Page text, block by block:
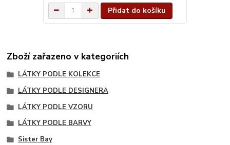
Přidat do košíku
Zboží zařazeno v kategoriích
LÁTKY PODLE KOLEKCE
LÁTKY PODLE DESIGNERA
LÁTKY PODLE VZORU
LÁTKY PODLE BARVY
Sister Bay